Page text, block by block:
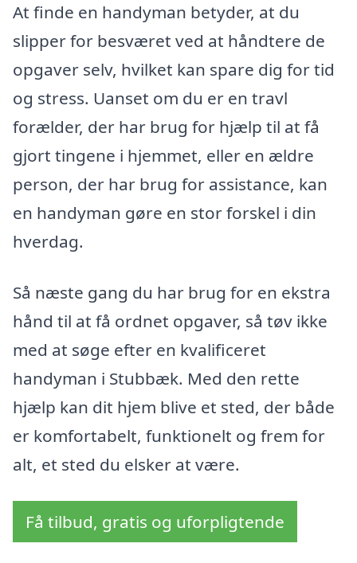
At finde en handyman betyder, at du
slipper for besværet ved at håndtere de
opgaver selv, hvilket kan spare dig for tid
og stress. Uanset om du er en travl
forælder, der har brug for hjælp til at få
gjort tingene i hjemmet, eller en ældre
person, der har brug for assistance, kan
en handyman gøre en stor forskel i din
hverdag.
Så næste gang du har brug for en ekstra
hånd til at få ordnet opgaver, så tøv ikke
med at søge efter en kvalificeret
handyman i Stubbæk. Med den rette
hjælp kan dit hjem blive et sted, der både
er komfortabelt, funktionelt og frem for
alt, et sted du elsker at være.
Få tilbud, gratis og uforpligtende